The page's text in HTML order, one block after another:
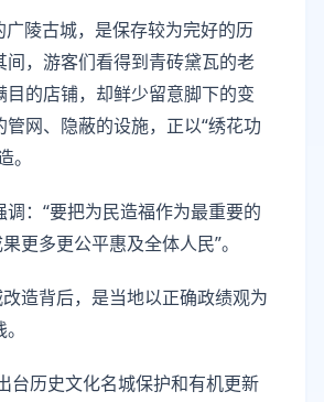
广陵古城，是保存较为完好的历
间，游客们看得到青砖黛瓦的老
目的店铺，却鲜少留意脚下的变
管网、隐蔽的设施，正以“绣花功
。
调：“要把为民造福作为最重要的
更多更公平惠及全体人民”。
改造背后，是当地以正确政绩观为
台历史文化名城保护和有机更新